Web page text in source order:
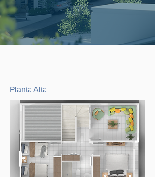
Planta Alta